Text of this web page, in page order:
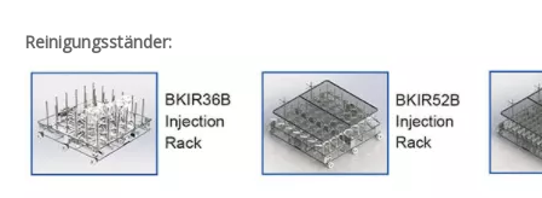
Reinigungsständer: